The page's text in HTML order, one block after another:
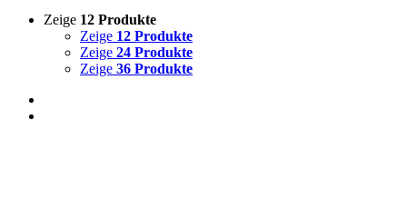
Zeige 12 Produkte
Zeige 12 Produkte
Zeige 24 Produkte
Zeige 36 Produkte